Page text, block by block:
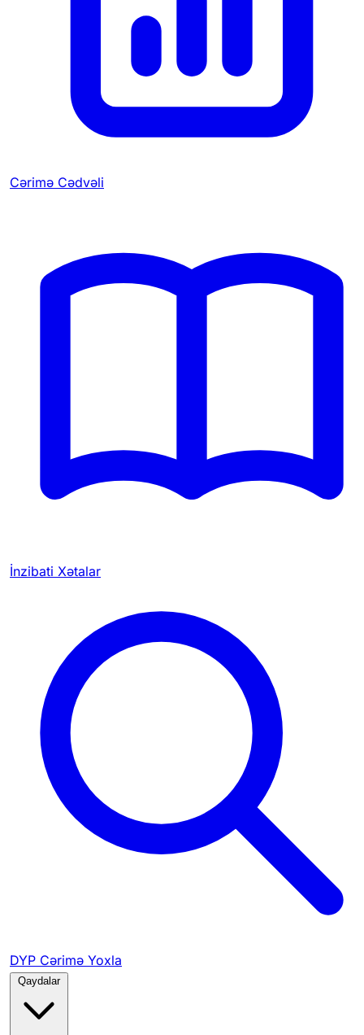
Cərimə Cədvəli
İnzibati Xətalar
DYP Cərimə Yoxla
Qaydalar